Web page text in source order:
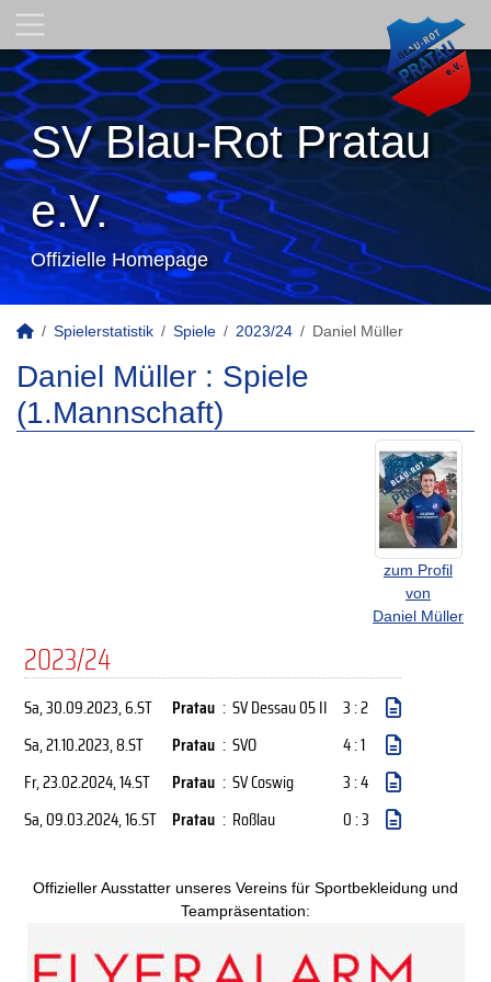
SV Blau-Rot Pratau
e.V.
Offizielle Homepage
Spielerstatistik Spiele 2023/24 Daniel Müller
Daniel Müller : Spiele
(1.Mannschaft)
zum Profil
von
Daniel Müller
2023/24
Sa, 30.09.2023, 6.ST Pratau : SV Dessau 05 II 3 : 2
Sa, 21.10.2023, 8.ST Pratau : SVO
4 : 1
Fr, 23.02.2024, 14.ST Pratau : SV Coswig
3 : 4
Sa, 09.03.2024, 16.ST Pratau : Roßlau 0 : 3
Offizieller Ausstatter unseres Vereins für Sportbekleidung und
Teampräsentation: